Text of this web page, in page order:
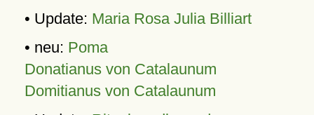
• Update: Maria Rosa Julia Billiart
• neu: Poma
Donatianus von Catalaunum
Domitianus von Catalaunum